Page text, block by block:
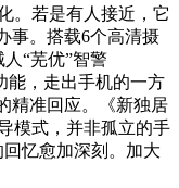
。若是有人接近，它
事。搭载6个高清摄
“芜优”智警
能，走出手机的一方
精准回应。《新独居
模式，并非孤立的手
忆愈加深刻。加大